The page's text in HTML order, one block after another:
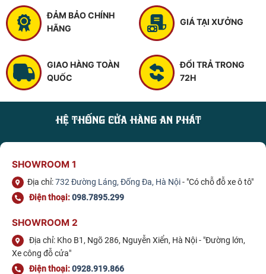
ĐẢM BẢO CHÍNH
HÃNG
GIÁ TẠI XƯỞNG
GIAO HÀNG TOÀN
QUỐC
ĐỔI TRẢ TRONG
72H
HỆ THỐNG CỬA HÀNG AN PHÁT
SHOWROOM 1
Địa chỉ:732 Đường Láng, Đống Đa, Hà Nội- "Có chỗ đỗ xe ô tô"
Điện thoại:098.7895.299
SHOWROOM 2
Địa chỉ: Kho B1, Ngõ 286, Nguyễn Xiển, Hà Nội - "Đường lớn,
Xe công đỗ cửa"
Điện thoại:0928.919.866